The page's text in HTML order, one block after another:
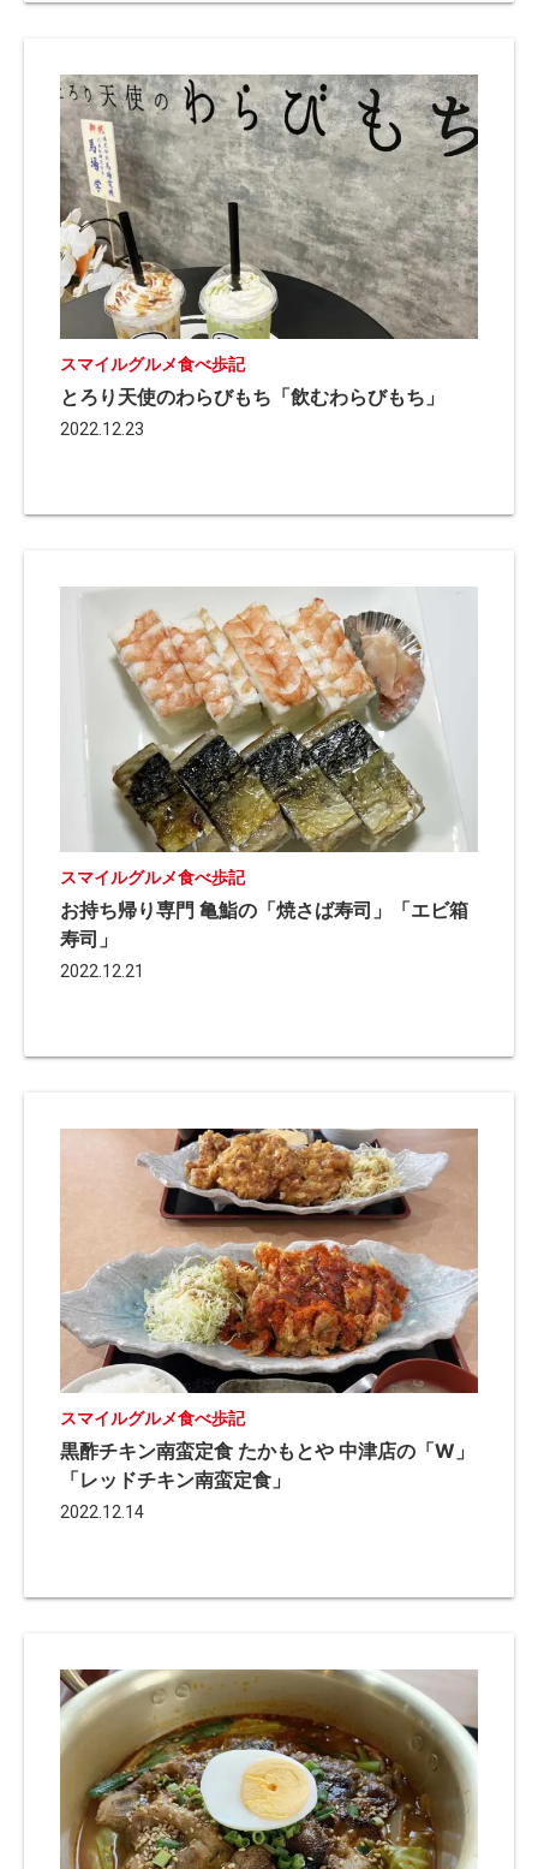
スマイルグルメ食べ歩記
とろり天使のわらびもち「飲むわらびもち」
2022.12.23
スマイルグルメ食べ歩記
お持ち帰り専門 亀鮨の「焼さば寿司」「エビ箱
寿司」
2022.12.21
スマイルグルメ食べ歩記
黒酢チキン南蛮定食 たかもとや 中津店の「W」
「レッドチキン南蛮定食」
2022.12.14